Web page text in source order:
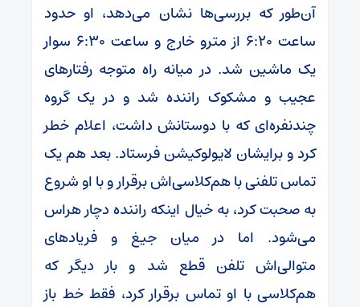
آن‌طور که بررسی‌ها نشان می‌دهد، او حدود
ساعت ۶:۲۰ از مترو خارج و ساعت ۶:۳۰ سوار
یک ماشین شد. در میانه راه متوجه رفتار‌های
عجیب و مشکوک راننده شد و در یک گروه
چندنفره‌ای که با دوستانش داشت، اعلام خطر
کرد و برایشان لایولوکیشن فرستاد. بعد هم یک
تماس تلفنی با هم‌کلاسی‌اش برقرار و با او شروع
به صحبت کرد، به خیال اینکه راننده دچار هراس
می‌شود. اما در میان جیغ و فریاد‌های
متوالی‌اش تلفن قطع شد و بار دیگر که
هم‌کلاسی با او تماس برقرار کرد، فقط خط باز